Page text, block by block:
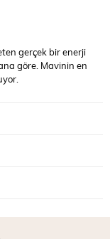
gerçek bir enerji
göre. Mavinin en